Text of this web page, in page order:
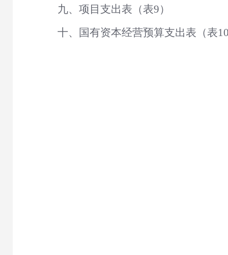
九、项目支出表（表9）
十、国有资本经营预算支出表（表